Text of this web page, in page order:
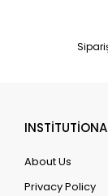
About Us
Privacy Policy